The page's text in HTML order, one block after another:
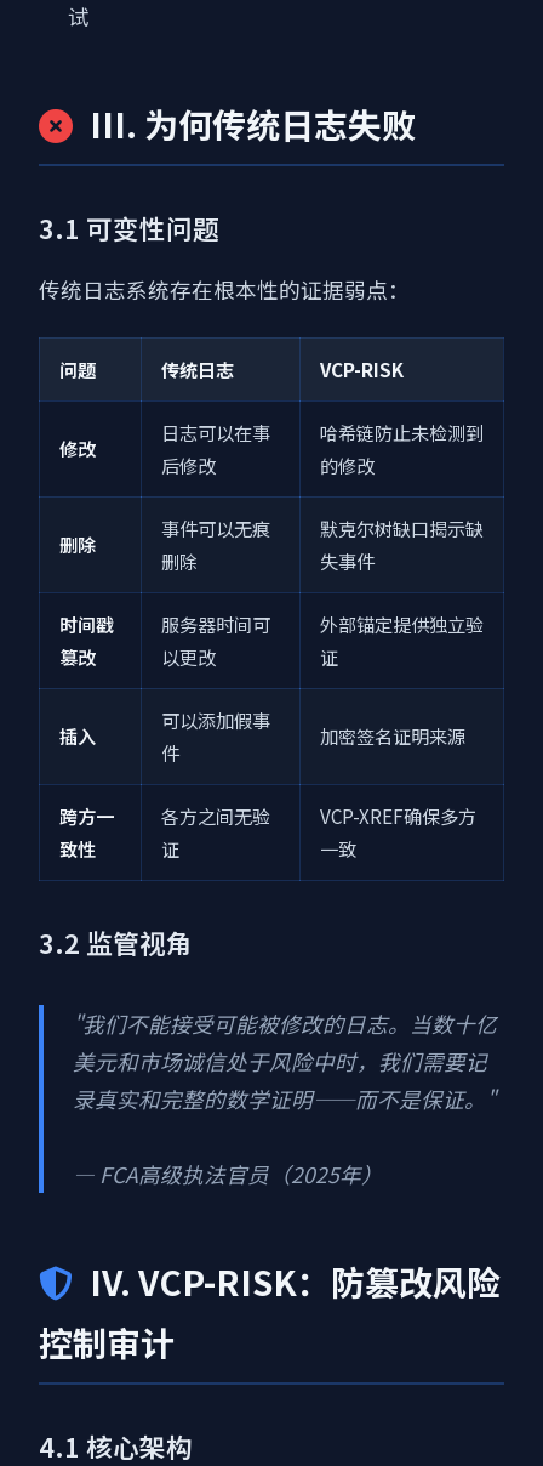
试
III. 为何传统日志失败
3.1 可变性问题
传统日志系统存在根本性的证据弱点：
问题 传统日志 VCP-RISK
修改
日志可以在事
后修改
哈希链防止未检测到
的修改
删除
事件可以无痕
删除
默克尔树缺口揭示缺
失事件
时间戳
篡改
服务器时间可
以更改
外部锚定提供独立验
证
插入
可以添加假事
件
加密签名证明来源
跨方一
致性
各方之间无验
证
VCP-XREF确保多方
一致
3.2 监管视角
"我们不能接受可能被修改的日志。当数十亿
美元和市场诚信处于风险中时，我们需要记
录真实和完整的数学证明——而不是保证。"
— FCA高级执法官员（2025年）
IV. VCP-RISK：防篡改风险
控制审计
4.1 核心架构